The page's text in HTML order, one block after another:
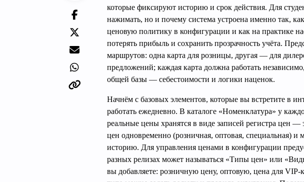
которые фиксируют историю и срок действия. Для
нажимать, но и почему система устроена именно так,
ценовую политику в конфигурации и как на практике
потерять прибыль и сохранить прозрачность учёта.
маршрутов: одна карта для розницы, другая — для
предложений; каждая карта должна работать
общей базы — себестоимости и логики наценок.
Начнём с базовых элементов, которые вы встретите в
работать ежедневно. В каталоге «Номенклатура» у
реальные цены хранятся в виде записей регистра цен —
цен одновременно (розничная, оптовая, специальная) и
историю. Для управления ценами в конфигурации
разных релизах может называться «Типы цен» или
вы добавляете: розничную цену, оптовую, цена для VIP-